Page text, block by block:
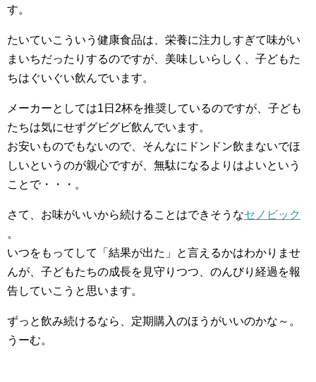
す。
たいていこういう健康食品は、栄養に注力しすぎて味がい
まいちだったりするのですが、美味しいらしく、子どもた
ちはぐいぐい飲んでいます。
メーカーとしては1日2杯を推奨しているのですが、子ども
たちは気にせずグビグビ飲んでいます。
お安いものでもないので、そんなにドンドン飲まないでほ
しいというのが親心ですが、無駄になるよりはよいという
ことで・・・。
さて、お味がいいから続けることはできそうなセノビック
。
いつをもってして「結果が出た」と言えるかはわかりませ
んが、子どもたちの成長を見守りつつ、のんびり経過を報
告していこうと思います。
ずっと飲み続けるなら、定期購入のほうがいいのかな～。
うーむ。